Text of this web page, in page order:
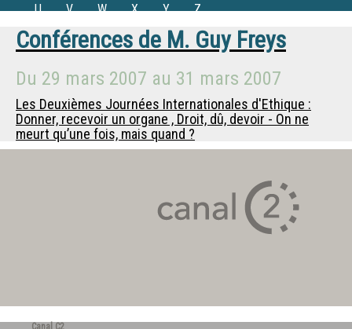
U
V W X Y Z
Conférences de M. Guy Freys
Du 29 mars 2007 au 31 mars 2007
Les Deuxièmes Journées Internationales d'Ethique :
Donner, recevoir un organe , Droit, dû, devoir - On ne
meurt qu’une fois, mais quand ?
Canal C2